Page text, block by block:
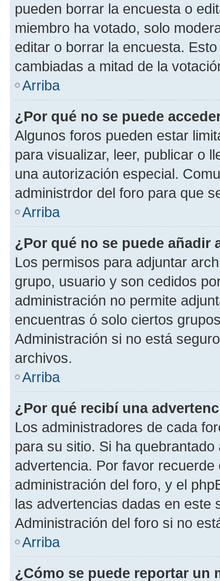
pueden borrar la encuesta o
miembro ha votado, solo
editar o borrar la encuesta.
cambiadas a mitad de la
Arriba
¿Por qué no se puede
Algunos foros pueden estar
para visualizar, leer, publicar o
una autorización especial.
administrdor del foro para que
Arriba
¿Por qué no se puede añadir
Los permisos para adjuntar
grupo, usuario y son cedidos
administración no permite
encuentras ó solo ciertos
Administración si no está
archivos.
Arriba
¿Por qué recibí una
Los administradores de cada
para su sitio. Si ha
advertencia. Por favor
administración del foro, y el
las advertencias dadas en este
Administración del foro si no
Arriba
¿Cómo se puede reportar un